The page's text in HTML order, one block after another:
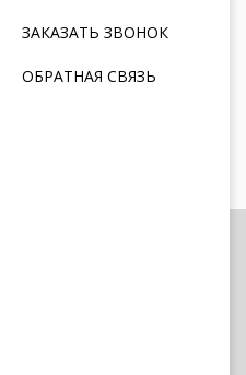
ЗАКАЗАТЬ ЗВОНОК
ОБРАТНАЯ СВЯЗЬ